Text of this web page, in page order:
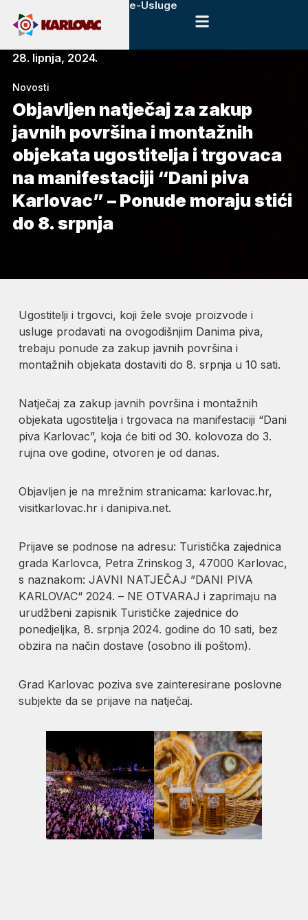
e-Usluge
28. lipnja, 2024.
Novosti
Objavljen natječaj za zakup
javnih površina i montažnih
objekata ugostitelja i trgovaca
na manifestaciji “Dani piva
Karlovac” – Ponude moraju stići
do 8. srpnja
Ugostitelji i trgovci, koji žele svoje proizvode i
usluge prodavati na ovogodišnjim Danima piva,
trebaju ponude za zakup javnih površina i
montažnih objekata dostaviti do 8. srpnja u 10 sati.
Natječaj za zakup javnih površina i montažnih
objekata ugostitelja i trgovaca na manifestaciji “Dani
piva Karlovac”, koja će biti od 30. kolovoza do 3.
rujna ove godine, otvoren je od danas.
Objavljen je na mrežnim stranicama: karlovac.hr,
visitkarlovac.hr i danipiva.net.
Prijave se podnose na adresu: Turistička zajednica
grada Karlovca, Petra Zrinskog 3, 47000 Karlovac,
s naznakom: JAVNI NATJEČAJ ”DANI PIVA
KARLOVAC“ 2024. – NE OTVARAJ i zaprimaju na
urudžbeni zapisnik Turističke zajednice do
ponedjeljka, 8. srpnja 2024. godine do 10 sati, bez
obzira na način dostave (osobno ili poštom).
Grad Karlovac poziva sve zainteresirane poslovne
subjekte da se prijave na natječaj.